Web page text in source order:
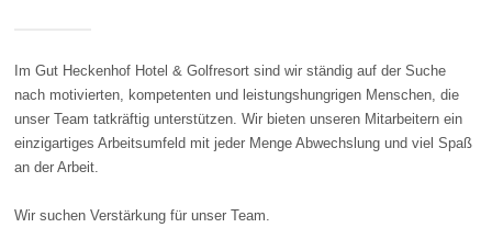
Im Gut Heckenhof Hotel & Golfresort sind wir ständig auf der Suche
nach motivierten, kompetenten und leistungshungrigen Menschen, die
unser Team tatkräftig unterstützen. Wir bieten unseren Mitarbeitern ein
einzigartiges Arbeitsumfeld mit jeder Menge Abwechslung und viel Spaß
an der Arbeit.
Wir suchen Verstärkung für unser Team.